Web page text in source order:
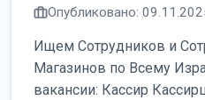
Опубликовано:
Ищем Сотрудников и
Магазинов по Всему
вакансии: Кассир